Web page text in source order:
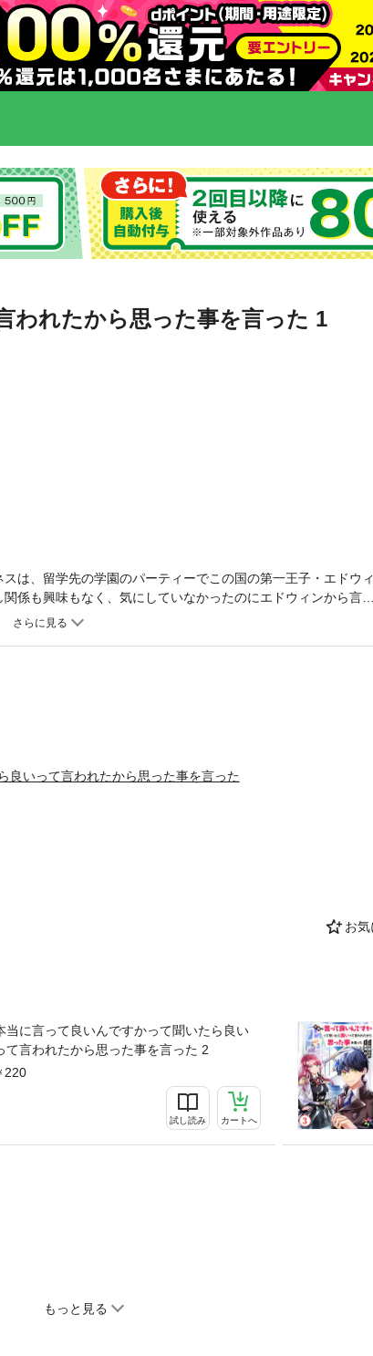
われたから思った事を言った 1
お
当に言って良いんですかって聞いたら良い
て言われたから思った事を言った 2
220
試し読み カートへ
もっと見る
は、留学先の学園のパーティーでこの国の第一王子・エドウィ
係も興味もなく、気にしていなかったのにエドウィンから言い
ないよう堅く念押しをした後に、本当に思っていることをケイ
良いって言われたから思った事を言った